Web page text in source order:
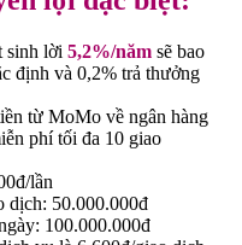
sinh lời 5,2%/năm sẽ bao
định và 0,2% trả thưởng
từ MoMo về ngân hàng
phí tối đa 10 giao
lần
dịch: 50.000.000đ
100.000.000đ